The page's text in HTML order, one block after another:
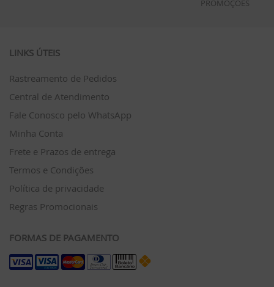
PROMOÇÕES
LINKS ÚTEIS
Rastreamento de Pedidos
Central de Atendimento
Fale Conosco pelo WhatsApp
Minha Conta
Frete e Prazos de entrega
Termos e Condições
Política de privacidade
Regras Promocionais
FORMAS DE PAGAMENTO